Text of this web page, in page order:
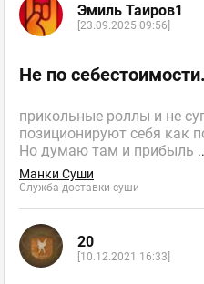
Эмиль Таиров1
[23.09.2025 09:56]
Не по себестоимости.
прикольные роллы и не
позиционируют себя как
Но думаю там и прибыль
Манки Суши
Служба доставки суши
20
[10.12.2021 16:33]